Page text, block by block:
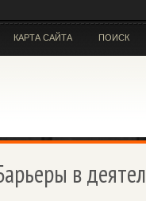
КАРТА САЙТА ПОИСК
в